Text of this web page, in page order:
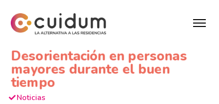
Desorientación en personas
mayores durante el buen
tiempo
Noticias